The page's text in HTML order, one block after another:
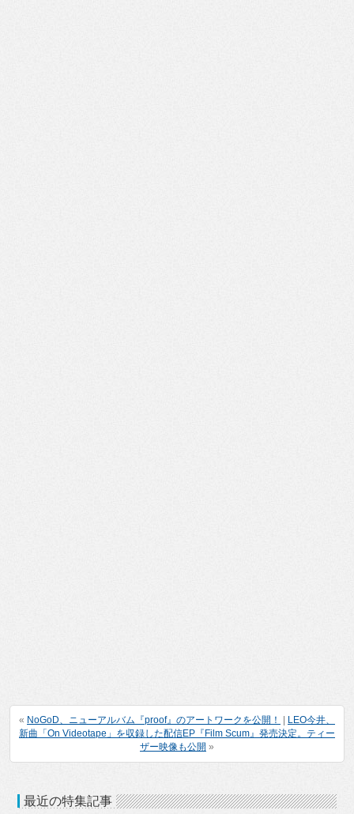
« NoGoD、ニューアルバム『proof』のアートワークを公開！ | LEO今井、
新曲「On Videotape」を収録した配信EP『Film Scum』発売決定。ティー
ザー映像も公開 »
最近の特集記事